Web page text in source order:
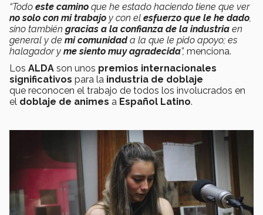
“Todo este camino que he estado haciendo tiene que ver
no solo con mi trabajo y con el esfuerzo que le he dado
sino también gracias a la confianza de la industria en
general y de mi comunidada la que le pido apoyo; es
halagador y me siento muy agradecida”, menciona.
Los ALDA son unos premios internacionales
significativos para la industria de doblaje
que reconocen el trabajo de todos los involucrados en
el doblaje de animes a Español Latino.